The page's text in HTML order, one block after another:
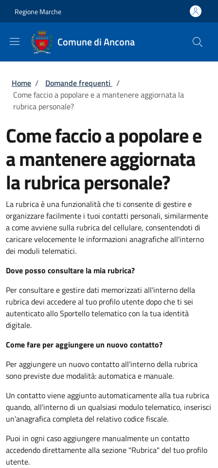
Regione Marche
Comune di Ancona
Briciole di pane
Home / Domande frequenti /
Come faccio a popolare e a mantenere aggiornata la
rubrica personale?
Come faccio a popolare e
a mantenere aggiornata
la rubrica personale?
La rubrica è una funzionalità che ti consente di gestire e
organizzare facilmente i tuoi contatti personali, similarmente
a come avviene sulla rubrica del cellulare, consentendoti di
caricare velocemente le informazioni anagrafiche all'interno
dei moduli telematici.
Dove posso consultare la mia rubrica?
Per consultare e gestire dati memorizzati all'interno della
rubrica devi accedere al tuo profilo utente dopo che ti sei
autenticato allo Sportello telematico con la tua identità
digitale.
Come fare per aggiungere un nuovo contatto?
Per aggiungere un nuovo contatto all'interno della rubrica
sono previste due modalità: automatica e manuale.
Un contatto viene aggiunto automaticamente alla tua rubrica
quando, all'interno di un qualsiasi modulo telematico, inserisci
un'anagrafica completa del relativo codice fiscale.
Puoi in ogni caso aggiungere manualmente un contatto
accedendo direttamente alla sezione "Rubrica" del tuo profilo
utente.